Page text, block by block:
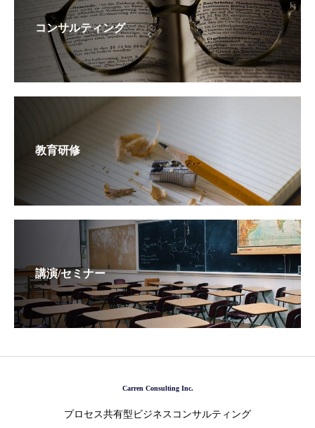
コンサルティング
教育研修
講演/セミナー
Carren Consulting Inc.
プロセス共有型ビジネスコンサルティング